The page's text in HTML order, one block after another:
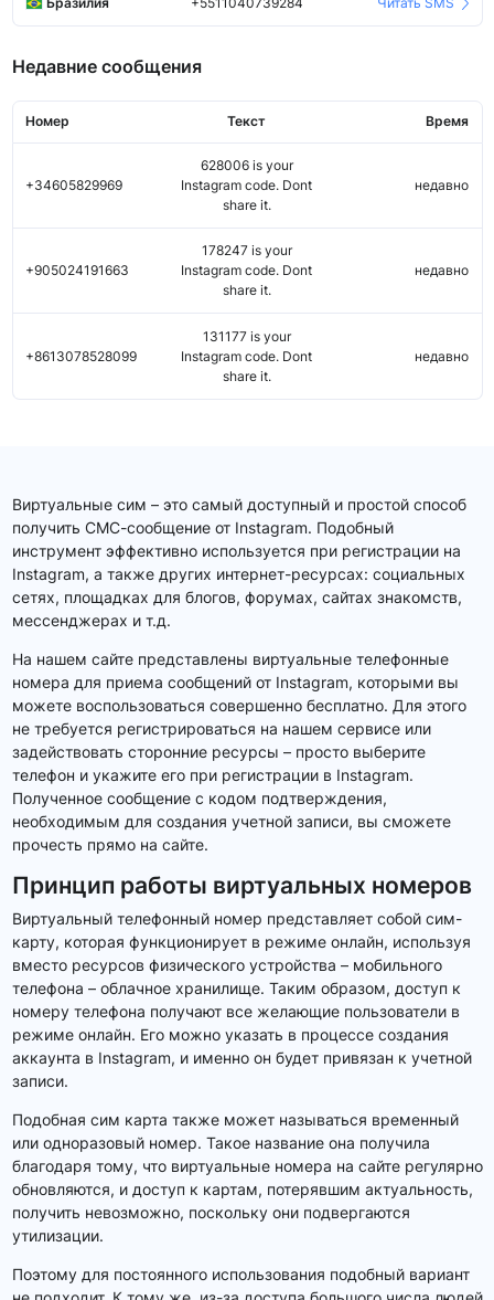
Недавние сообщения
Номер Текст Время
+34605829969
628006 is your
Instagram code. Dont
share it.
недавно
+905024191663
178247 is your
Instagram code. Dont
share it.
недавно
+8613078528099
131177 is your
Instagram code. Dont
share it.
недавно
Виртуальные сим – это самый доступный и простой способ
получить СМС-сообщение от Instagram. Подобный
инструмент эффективно используется при регистрации на
Instagram, а также других интернет-ресурсах: социальных
сетях, площадках для блогов, форумах, сайтах знакомств,
мессенджерах и т.д.
На нашем сайте представлены виртуальные телефонные
номера для приема сообщений от Instagram, которыми вы
можете воспользоваться совершенно бесплатно. Для этого
не требуется регистрироваться на нашем сервисе или
задействовать сторонние ресурсы – просто выберите
телефон и укажите его при регистрации в Instagram.
Полученное сообщение с кодом подтверждения,
необходимым для создания учетной записи, вы сможете
прочесть прямо на сайте.
Принцип работы виртуальных номеров
Виртуальный телефонный номер представляет собой сим-
карту, которая функционирует в режиме онлайн, используя
вместо ресурсов физического устройства – мобильного
телефона – облачное хранилище. Таким образом, доступ к
номеру телефона получают все желающие пользователи в
режиме онлайн. Его можно указать в процессе создания
аккаунта в Instagram, и именно он будет привязан к учетной
записи.
Подобная сим карта также может называться временный
или одноразовый номер. Такое название она получила
благодаря тому, что виртуальные номера на сайте регулярно
обновляются, и доступ к картам, потерявшим актуальность,
получить невозможно, поскольку они подвергаются
утилизации.
Поэтому для постоянного использования подобный вариант